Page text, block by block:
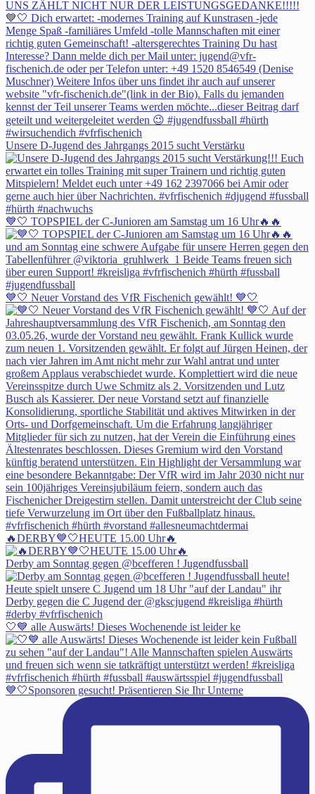
Unsere D-Jugend des Jahrgangs 2015 sucht Verstärku
💙🤍 TOPSPIEL der C-Junioren am Samstag um 16 Uhr🔥🔥
💙🤍 Neuer Vorstand des VfR Fischenich gewählt! 💙🤍
🔥DERBY💙🤍HEUTE 15.00 Uhr🔥
Derby am Sonntag gegen @bcefferen ! Jugendfussball
🤍💙 alle Auswärts! Dieses Wochenende ist leider ke
💙🤍Sponsoren gesucht! Präsentieren Sie Ihr Unterne